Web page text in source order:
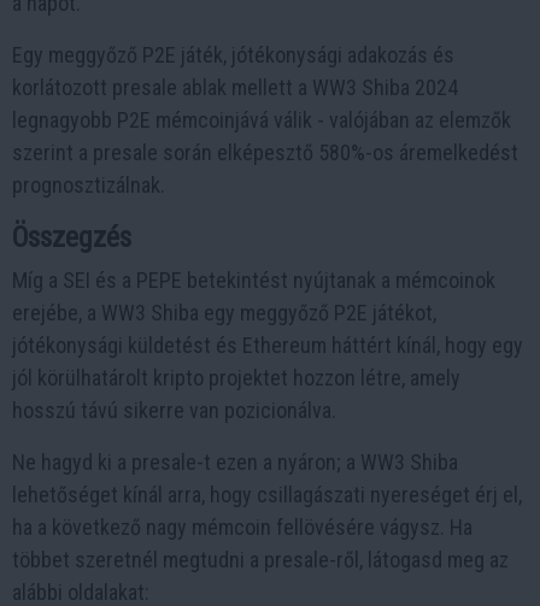
Egy meggyőző P2E játék, jótékonysági adakozás és
korlátozott presale ablak mellett a WW3 Shiba 2024
legnagyobb P2E mémcoinjává válik - valójában az elemzők
szerint a presale során elképesztő 580%-os áremelkedést
prognosztizálnak.
Összegzés
Míg a SEI és a PEPE betekintést nyújtanak a mémcoinok
erejébe, a WW3 Shiba egy meggyőző P2E játékot,
jótékonysági küldetést és Ethereum háttért kínál, hogy egy
jól körülhatárolt kripto projektet hozzon létre, amely
hosszú távú sikerre van pozicionálva.
Ne hagyd ki a presale-t ezen a nyáron; a WW3 Shiba
lehetőséget kínál arra, hogy csillagászati nyereséget érj el,
ha a következő nagy mémcoin fellövésére vágysz. Ha
többet szeretnél megtudni a presale-ről, látogasd meg az
alábbi oldalakat: